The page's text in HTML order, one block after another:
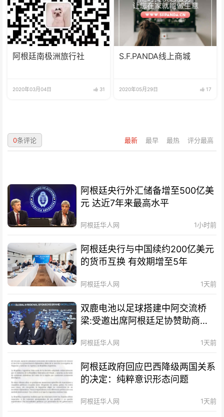
阿根廷南极洲旅行社
2020年03月04日 31
S.F.PANDA线上商城
2020年05月29日 17
最新 最早 最热 评分最高
0条评论
阿根廷央行外汇储备增至500亿美
元 达近7年来最高水平
阿根廷华人网 1小时前
阿根廷央行与中国续约200亿美元
的货币互换 有效期增至5年
阿根廷华人网 1天前
双鹿电池以足球搭建中阿交流桥
梁:受邀出席阿根廷足协赞助商招
阿根廷华人网 1天前
阿根廷政府回应巴西降级两国关系
的决定：纯粹意识形态问题
阿根廷华人网 1天前